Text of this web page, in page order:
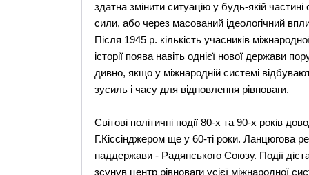
здатна змінити ситуацію у будь-якій
сили, або через масований ідеологічний
Після 1945 р. кількість учасників
історії поява навіть однієї нової держави
дивно, якщо у міжнародній системі
зусиль і часу для відновлення рівноваги.
Світові політичні події 80-х та 90-х років
Г.Кіссінджером ще у 60-ті роки. Ланцюгова
наддержави - Радянського Союзу. Події
зсунув центр рівноваги усієї міжнародної